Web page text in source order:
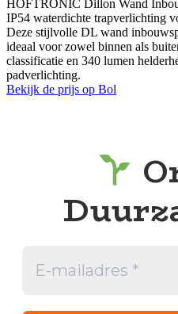
HOFTRONIC Dillon Wand
IP54 waterdichte trapverlichting
Deze stijlvolle DL wand
ideaal voor zowel binnen als
classificatie en 340 lumen
padverlichting.
Bekijk de prijs op Bol